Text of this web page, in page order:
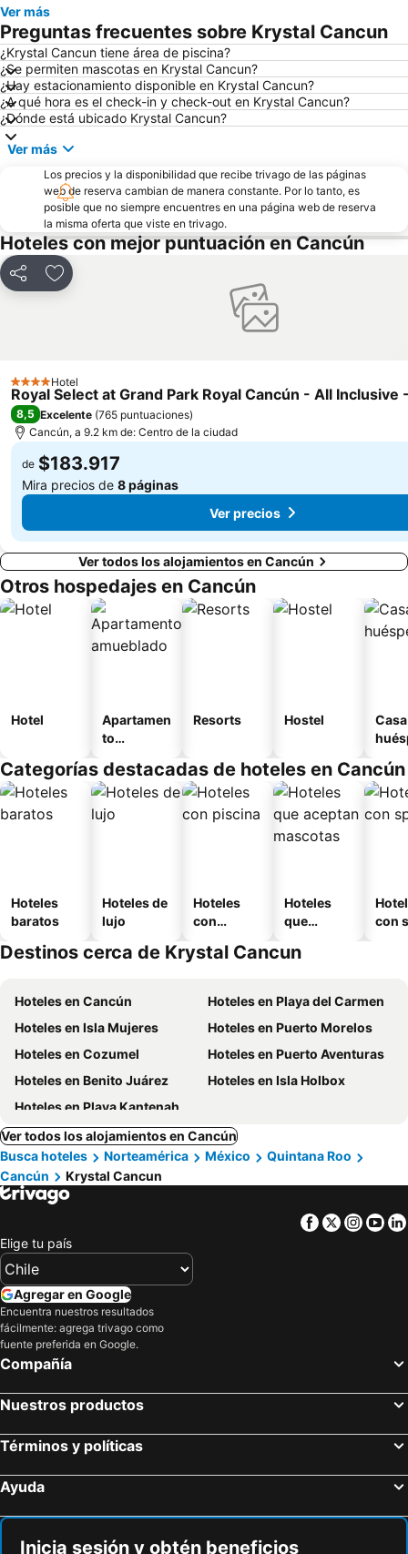
Plaza Kukulcan
Isla Mujeres Founding Day
Parque Natural Garrafón
Langosta
Plaza Bonita
Playa Paraíso
Playa Lancheros
Parque Nacional Isla Contoy
Centro de convenciones Cancun ICC
Scuba Cancun
We Move Forward
Playa Caracol
Ver más
Preguntas frecuentes sobre Krystal Cancun
¿Krystal Cancun tiene área de piscina?
¿Se permiten mascotas en Krystal Cancun?
¿Hay estacionamiento disponible en Krystal Cancun?
¿A qué hora es el check-in y check-out en Krystal Cancun?
¿Dónde está ubicado Krystal Cancun?
Ver más
Los precios y la disponibilidad que recibe trivago de las páginas
web de reserva cambian de manera constante. Por lo tanto, es
posible que no siempre encuentres en una página web de reserva
la misma oferta que viste en trivago.
Hoteles con mejor puntuación en Cancún
CompartirAgregar a favoritos
4 Estrellas
Hotel
Royal Select at Grand Park Royal Cancún - All Inclusive
8,5 Excelente (765 puntuaciones)
Cancún, a 9.2 km de: Centro de la ciudad
de $183.917
Mira precios de 8 páginas
Ver precios
Ver todos los alojamientos en Cancún
Otros hospedajes en Cancún
Hotel
Apartamen
to
o
Resorts Hostel
Categorías destacadas de hoteles en Cancún
Hoteles
baratos
Hoteles de
lujo
Hoteles
con
Hoteles
que
mascotas
con
Destinos cerca de Krystal Cancun
Hoteles en Cancún
Hoteles en Playa del Carmen
Hoteles en Isla Mujeres
Hoteles en Puerto Morelos
Hoteles en Cozumel
Hoteles en Puerto Aventuras
Hoteles en Benito Juárez
Hoteles en Isla Holbox
Hoteles en Playa Kantenah
Ver todos los alojamientos en Cancún
Busca hoteles
Norteamérica México
Quintana Roo
Cancún
Krystal Cancun
Facebook
Twitter
Elige tu país
Agregar en Google
Encuentra nuestros resultados
fácilmente: agrega trivago como
fuente preferida en Google.
Compañía
Nuestros productos
Términos y políticas
Ayuda
Inicia sesión y obtén beneficios